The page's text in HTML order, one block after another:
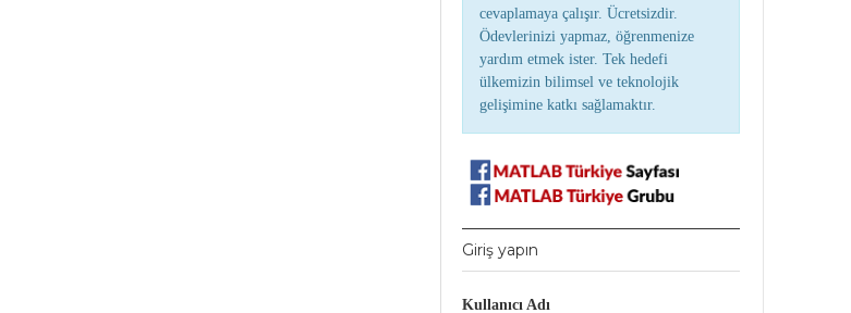
cevaplamaya çalışır. Ücretsizdir.
Ödevlerinizi yapmaz, öğrenmenize
yardım etmek ister. Tek hedefi
ülkemizin bilimsel ve teknolojik
gelişimine katkı sağlamaktır.
Giriş yapın
Kullanıcı Adı